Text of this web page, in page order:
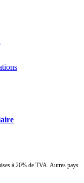
à 20% de TVA. Autres pays